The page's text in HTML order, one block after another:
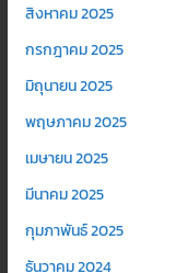
สิงหาคม 2025
กรกฎาคม 2025
มิถุนายน 2025
พฤษภาคม 2025
เมษายน 2025
มีนาคม 2025
กุมภาพันธ์ 2025
ธันวาคม 2024